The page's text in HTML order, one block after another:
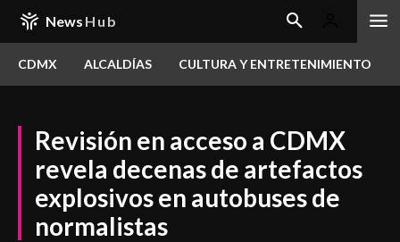
News Hub
CDMX ALCALDÍAS CULTURA Y ENTRETENIMIENTO
Revisión en acceso a CDMX
revela decenas de artefactos
explosivos en autobuses de
normalistas